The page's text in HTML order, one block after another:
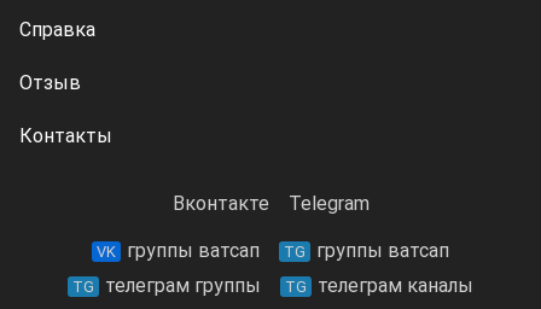
Справка
Отзыв
Контакты
Вконтакте Telegram
VK группы ватсап TG группы ватсап
TG телеграм группы TG
телеграм каналы